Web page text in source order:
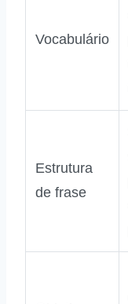
Vocabulário
Estrutura
de frase